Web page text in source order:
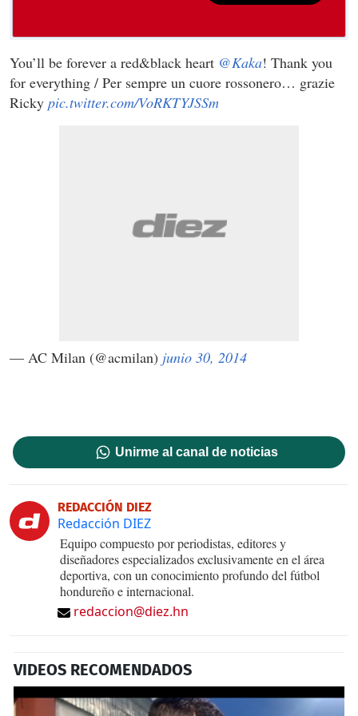
You’ll be forever a red&black heart @Kaka! Thank you
for everything / Per sempre un cuore rossonero… grazie
Ricky pic.twitter.com/VoRKTYJSSm
— AC Milan (@acmilan) junio 30, 2014
Unirme al canal de noticias
REDACCIÓN DIEZ
Redacción DIEZ
Equipo compuesto por periodistas, editores y
diseñadores especializados exclusivamente en el área
deportiva, con un conocimiento profundo del fútbol
hondureño e internacional.
redaccion@diez.hn
VIDEOS RECOMENDADOS